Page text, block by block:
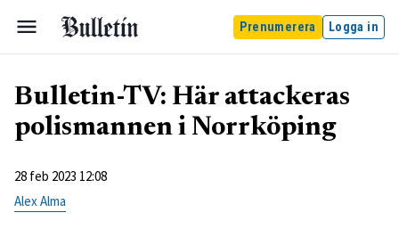
Prenumerera Logga in
Bulletin-TV: Här attackeras
polismannen i Norrköping
28 feb 2023 12:08
Alex Alma